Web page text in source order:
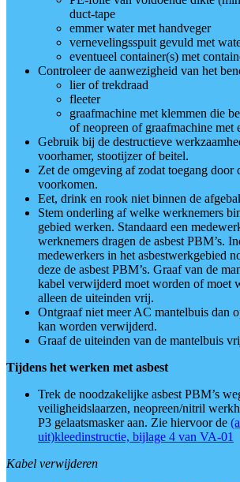
duct-tape
emmer water met handveger
vernevelingsspuit gevuld met
eventueel container(s) met
Controleer de aanwezigheid van het
lier of trekdraad
fleeter
graafmachine met klemmen die
of neopreen of graafmachine met
Gebruik bij de destructieve
voorhamer, stootijzer of beitel.
Zet de omgeving af zodat toegang door
voorkomen.
Eet, drink en rook niet binnen de
Stem onderling af welke werknemers
gebied werken. Standaard een
werknemers dragen de asbest PBM’s.
medewerkers in het asbestwerkgebied
deze de asbest PBM’s. Graaf van de
kabel verwijderd moet worden of moet
alleen de uiteinden vrij.
Ontgraaf niet meer AC mantelbuis dan
kan worden verwijderd.
Graaf de uiteinden van de mantelbuis
Tijdens het werken met asbest
Trek de noodzakelijke asbest PBM’s
veiligheidslaarzen, neopreen/nitril
P3 gelaatsmasker aan. Zie hiervoor de
uit)kleedinstructie, bijlage 4 van VA-01
Kabel verwijderen